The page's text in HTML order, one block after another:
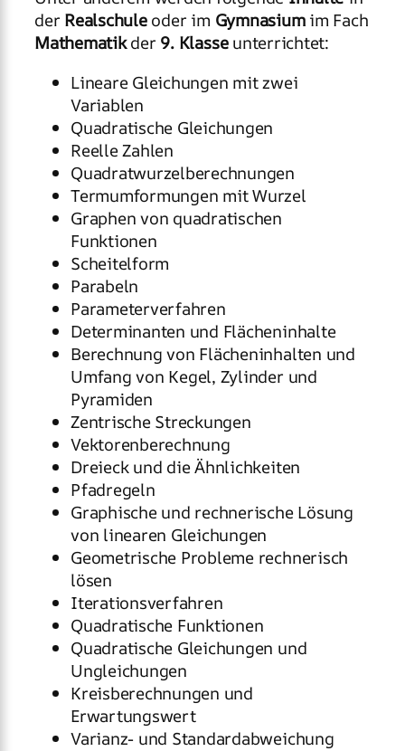
der Realschuleoder im Gymnasiumim Fach
Mathematikder 9. Klasseunterrichtet:
Lineare Gleichungen mit zwei
Variablen
Quadratische Gleichungen
Reelle Zahlen
Quadratwurzelberechnungen
Termumformungen mit Wurzel
Graphen von quadratischen
Funktionen
Scheitelform
Parabeln
Parameterverfahren
Determinanten und Flächeninhalte
Berechnung von Flächeninhalten und
Umfang von Kegel, Zylinder und
Pyramiden
Zentrische Streckungen
Vektorenberechnung
Dreieck und die Ähnlichkeiten
Pfadregeln
Graphische und rechnerische Lösung
von linearen Gleichungen
Geometrische Probleme rechnerisch
lösen
Iterationsverfahren
Quadratische Funktionen
Quadratische Gleichungen und
Ungleichungen
Kreisberechnungen und
Erwartungswert
Varianz- und Standardabweichung